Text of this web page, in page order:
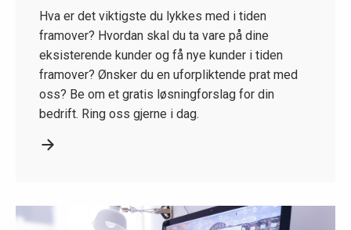
Hva er det viktigste du lykkes med i tiden
framover? Hvordan skal du ta vare på dine
eksisterende kunder og få nye kunder i tiden
framover? Ønsker du en uforpliktende prat med
oss? Be om et gratis løsningforslag for din
bedrift. Ring oss gjerne i dag.